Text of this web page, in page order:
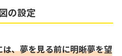
の設定
、夢を見る前に明晰夢を望